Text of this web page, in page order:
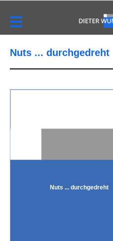
Nuts ... durchgedreht
Nuts ... durchgedreht